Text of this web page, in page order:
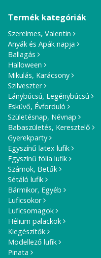
Termék kategóriák
Szerelmes, Valentin
Anyák és Apák napja
Ballagás
Halloween
Mikulás, Karácsony
Szilveszter
Lánybúcsú, Legénybúcsú
Esküvő, Évforduló
Születésnap, Névnap
Babaszületés, Keresztelő
Gyerekparty
Egyszínű latex lufik
Egyszínű fólia lufik
Számok, Betűk
Sétáló lufik
Bármikor, Egyéb
Luficsokor
Luficsomagok
Hélium palackok
Kiegészítők
Modellező lufik
Pinata